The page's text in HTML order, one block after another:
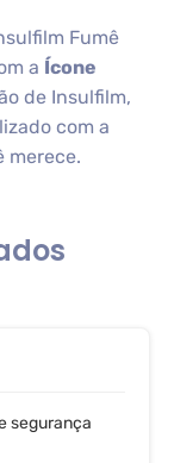
Fumê
a Ícone
de Insulfilm,
com a
merece.
segurança